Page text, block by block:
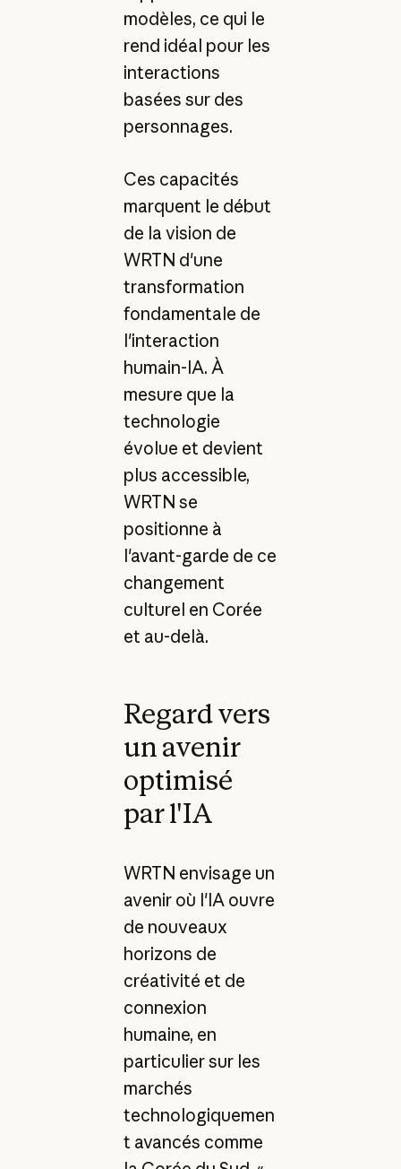
modèles, ce qui le
rend idéal pour les
interactions
basées sur des
personnages.
Ces capacités
marquent le début
de la vision de
WRTN d'une
transformation
fondamentale de
l'interaction
humain-IA. À
mesure que la
technologie
évolue et devient
plus accessible,
WRTN se
positionne à
l'avant-garde de ce
changement
culturel en Corée
et au-delà.
Regard vers
un avenir
optimisé
par l'IA
WRTN envisage un
avenir où l'IA ouvre
de nouveaux
horizons de
créativité et de
connexion
humaine, en
particulier sur les
marchés
technologiquemen
t avancés comme